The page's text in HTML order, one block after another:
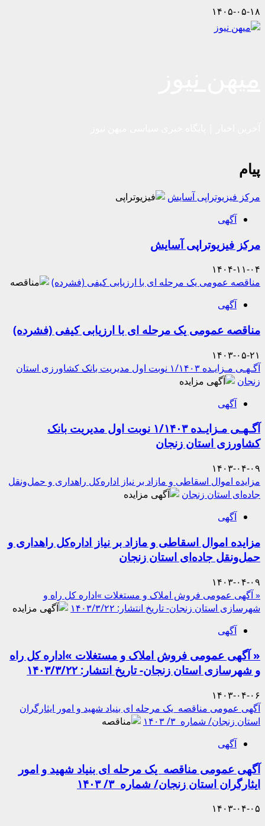
Skip
to
content
۱۴۰۵-۰۵-۱۸
پیام
مرکز فیزیوتراپی آسایش
آگهی
مرکز فیزیوتراپی آسایش
۱۴۰۴-۱۱-۰۴
مناقصه عمومی یک مرحله ای با ارزیابی کیفی (فشرده)
آگهی
مناقصه عمومی یک مرحله ای با ارزیابی کیفی (فشرده)
۱۴۰۳-۰۵-۲۱
آگـهـی مـزایـده ۱/۱۴۰۳ نوبت اول مدیریت بانک کشاورزی استان
زنجان
آگهی
آگـهـی مـزایـده ۱/۱۴۰۳ نوبت اول مدیریت بانک
کشاورزی استان زنجان
۱۴۰۳-۰۴-۰۹
مزایده اموال اسقاطی و مازاد بر نیاز اداره‌کل راهداری و حمل‌ونقل
جاده‌ای استان زنجان
آگهی
مزایده اموال اسقاطی و مازاد بر نیاز اداره‌کل راهداری و
حمل‌ونقل جاده‌ای استان زنجان
۱۴۰۳-۰۴-۰۹
« آگهی عمومی فروش املاک و مستغلات »اداره­ کل راه و
شهرسازی استان زنجان- تاریخ انتشار: ۱۴۰۳/۳/۲۲
آگهی
« آگهی عمومی فروش املاک و مستغلات »اداره­ کل راه
و شهرسازی استان زنجان- تاریخ انتشار: ۱۴۰۳/۳/۲۲
۱۴۰۳-۰۴-۰۶
آگهی عمومی مناقصه یک مرحله ای بنیاد شهید و امور ایثارگران
استان زنجان/ شماره ۳/ ۱۴۰۳
آگهی
آگهی عمومی مناقصه یک مرحله ای بنیاد شهید و امور
ایثارگران استان زنجان/ شماره ۳/ ۱۴۰۳
۱۴۰۳-۰۴-۰۵